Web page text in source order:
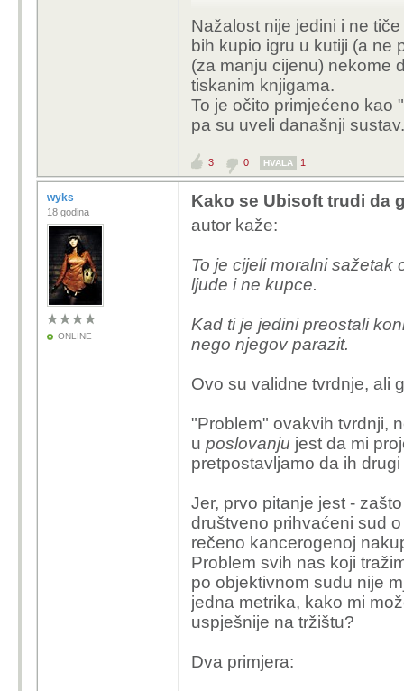
Nažalost nije jedini i ne
bih kupio igru u kutiji (a ne
(za manju cijenu) nekome
tiskanim knjigama.
To je očito primjećeno kao
pa su uveli današnji
3 0 HVALA 1
wyks
18 godina
ONLINE
Kako se Ubisoft trudi da
autor kaže:
To je cijeli moralni sažetak
ljude i ne kupce.
Kad ti je jedini preostali
nego njegov parazit.
Ovo su validne tvrdnje, ali
"Problem" ovakvih tvrdnji,
u poslovanju jest da mi
pretpostavljamo da ih
Jer, prvo pitanje jest -
društveno prihvaćeni sud
rečeno kancerogenoj
Problem svih nas koji
po objektivnom sudu nije
jedna metrika, kako mi
uspješnije na tržištu?
Dva primjera: